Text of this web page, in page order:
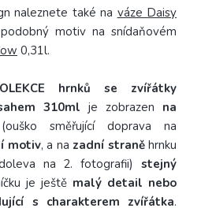
naleznete také na váze Daisy
motiv na snídaňovém
0,31l.
hrnků se zvířátky
310ml je zobrazen na
směřující doprava na
motiv, a na zadní straněhrnku
na 2. fotografii) stejný
je ještě malý detail nebo
s charakterem zvířátka.